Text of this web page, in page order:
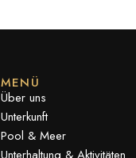
MENÜ
Über uns
Unterkunft
Pool & Meer